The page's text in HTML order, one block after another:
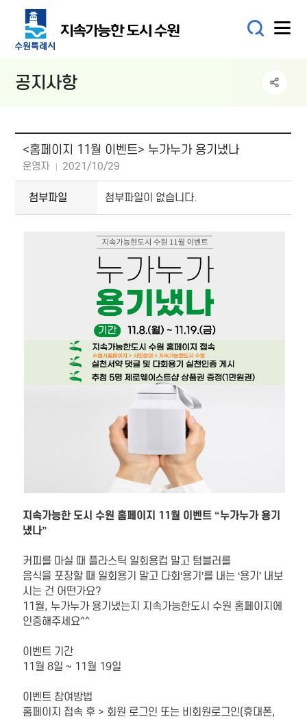
공지사항
<홈페이지 11월 이벤트> 누가누가 용기냈나
운영자 2021/10/29
첨부파일 첨부파일이 없습니다.
지속가능한 도시 수원 홈페이지 11월 이벤트 “누가누가 용기
냈나”
커피를 마실 때 플라스틱 일회용컵 말고 텀블러를
음식을 포장할 때 일회용기 말고 다회‘용기’를 내는 ‘용기’ 내보
시는 건 어떤가요?
11월, 누가누가 용기냈는지 지속가능한도시 수원 홈페이지에
인증해주세요^^
이벤트 기간
11월 8일 ~ 11월 19일
이벤트 참여방법
홈페이지 접속 후 > 회원 로그인 또는 비회원로그인(휴대폰,